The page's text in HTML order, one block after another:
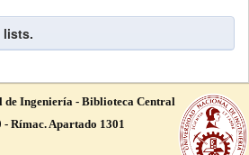
lists.
de Ingeniería - Biblioteca Central
- Rímac. Apartado 1301